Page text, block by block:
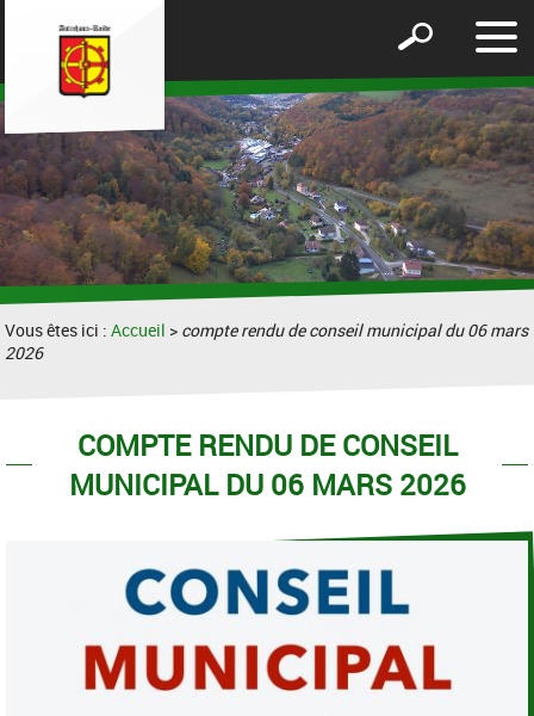
le
Afficher
formulaire
de
recherche
Vous êtes ici :Accueil > compte rendu de conseil municipal du 06 mars
2026
COMPTE RENDU DE CONSEIL
MUNICIPAL DU 06 MARS 2026